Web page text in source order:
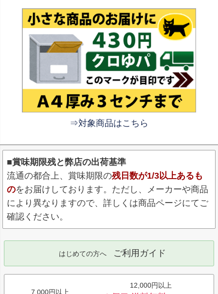
⇒対象商品はこちら
■賞味期限残と弊店の出荷基準
流通の都合上、賞味期限の残日数が1/3以上あるも
のをお届けしております。ただし、メーカーや商品
により異なりますので、詳しくは商品ページにてご
確認ください。
はじめての方へ ご利用ガイド
7,000円以上
12,000円以上